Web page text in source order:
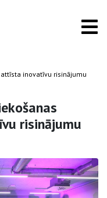
inovatīvu risinājumu
risinājumu